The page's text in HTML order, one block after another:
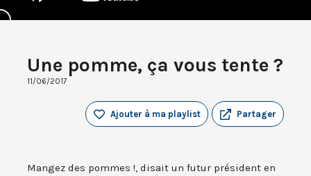
Une pomme, ça vous tente ?
11/06/2017
Partager
Ajouter à ma playlist
Mangez des pommes !, disait un futur président en